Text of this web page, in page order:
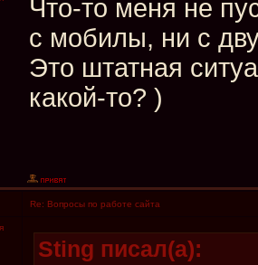
Что-то меня не
с мобилы, ни с
Это штатная
какой-то? )
Re: Вопросы по работе сайта
Sting писал(а):